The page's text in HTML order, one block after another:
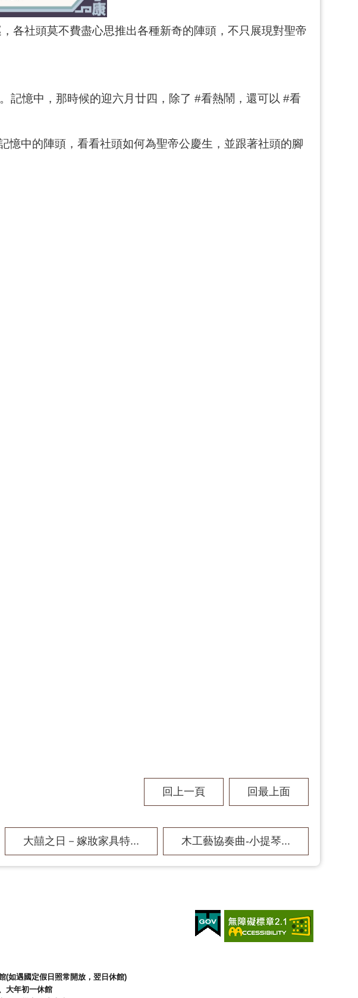
各社頭莫不費盡心思推出各種新奇的陣頭，不只展現對聖帝
記憶中，那時候的迎六月廿四，除了 #看熱鬧，還可以 #看
中的陣頭，看看社頭如何為聖帝公慶生，並跟著社頭的腳
回上一頁 回最上面
大囍之日－嫁妝家具特... 木工藝協奏曲-小提琴...
(如遇國定假日照常開放，翌日休館)
大年初一休館